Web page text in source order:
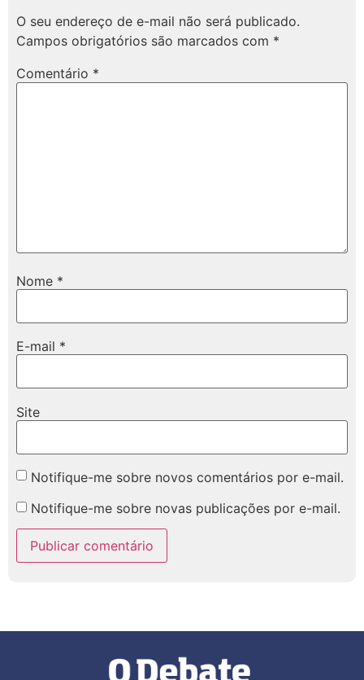
O seu endereço de e-mail não será publicado.
Campos obrigatórios são marcados com *
Comentário *
Nome *
E-mail *
Site
Notifique-me sobre novos comentários por e-mail.
Notifique-me sobre novas publicações por e-mail.